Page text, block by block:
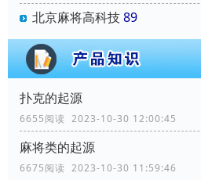
北京麻将高科技89
扑克的起源
6655阅读 2023-10-30 12:00:45
麻将类的起源
6675阅读 2023-10-30 11:59:46